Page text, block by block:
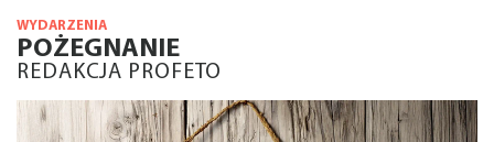
WYDARZENIA
POŻEGNANIE
REDAKCJA PROFETO